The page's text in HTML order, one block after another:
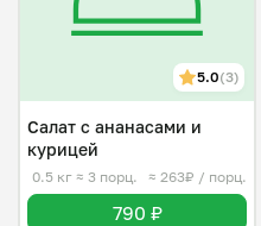
5.0(3)
Салат с ананасами и
курицей
0.5 кг ≈ 3 порц. ≈ 263₽ / порц.
790 ₽